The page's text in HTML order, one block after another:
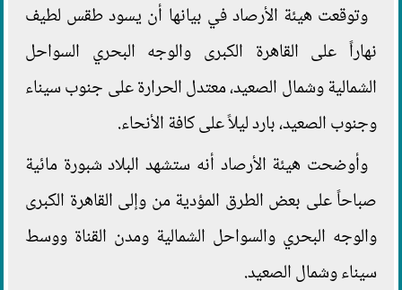
وتوقعت هيئة الأرصاد في بيانها أن يسود طقس لطيف
نهاراً على القاهرة الكبرى والوجه البحري السواحل
الشمالية وشمال الصعيد، معتدل الحرارة على جنوب سيناء
وجنوب الصعيد، بارد ليلاً على كافة الأنحاء.
وأوضحت هيئة الأرصاد أنه ستشهد البلاد شبورة مائية
صباحاً على بعض الطرق المؤدية من وإلى القاهرة الكبرى
والوجه البحري والسواحل الشمالية ومدن القناة ووسط
سيناء وشمال الصعيد.